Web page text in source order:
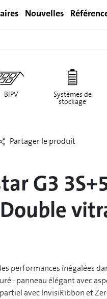
Nouvelles
BIPV Systèmes de
stockage
Partager le produit
G3
performances inégalées
: panneau élégant avec
avec InvisiRibbon et